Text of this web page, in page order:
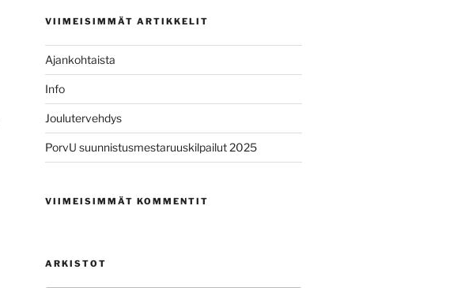
VIIMEISIMMÄT ARTIKKELIT
Ajankohtaista
Info
Joulutervehdys
PorvU suunnistusmestaruuskilpailut 2025
VIIMEISIMMÄT KOMMENTIT
ARKISTOT